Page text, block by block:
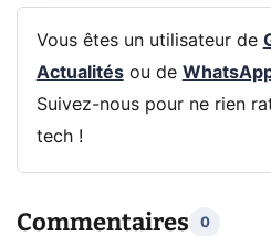
Vous êtes un utilisateur de
Actualitésou de
Suivez-nous pour ne rien
tech !
Commentaires 0